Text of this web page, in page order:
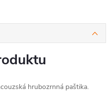
hrubozrnná paštika.